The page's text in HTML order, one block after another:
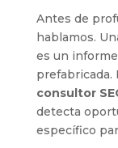
Antes de
hablamos.
es un
prefabricada.
consultor
detecta
específico